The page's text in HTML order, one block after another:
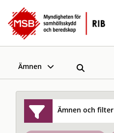
Ämnen
Ämnen och filter